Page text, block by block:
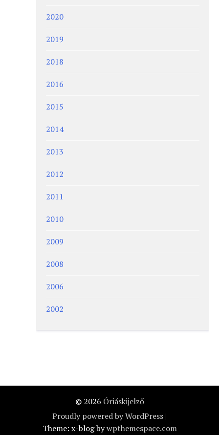
2020
2019
2018
2016
2015
2014
2013
2012
2011
2010
2009
2008
2006
2002
© 2026 Óriáskijelző
Proudly powered by WordPress |
Theme: x-blog bywpthemespace.com